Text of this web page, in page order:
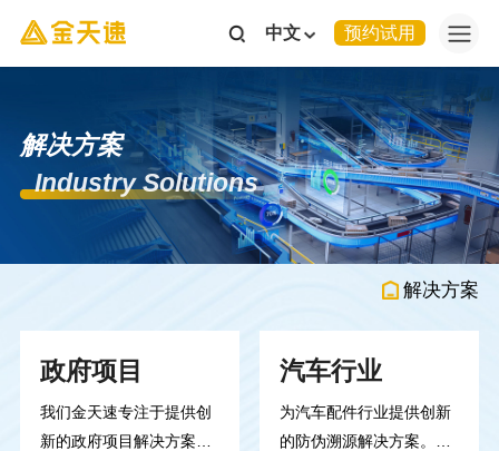
中文 预约试用
解决方案
Industry Solutions
解决方案
政府项目
我们金天速专注于提供创
新的政府项目解决方案，
汽车行业
为汽车配件行业提供创新
的防伪溯源解决方案。通